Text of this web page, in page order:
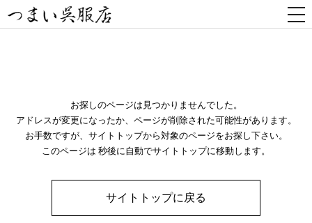
お探しのページは見つかりませんでした。
アドレスが変更になったか、ページが削除された可能性があります。
お手数ですが、サイトトップから対象のページをお探し下さい。
このページは 秒後に自動でサイトトップに移動します。
サイトトップに戻る